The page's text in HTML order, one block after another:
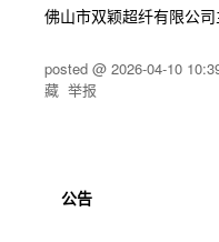
佛山市双颖超纤有限公
posted @ 2026-04-10
藏 举报
公告